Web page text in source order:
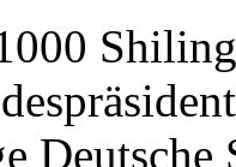
Deutsche